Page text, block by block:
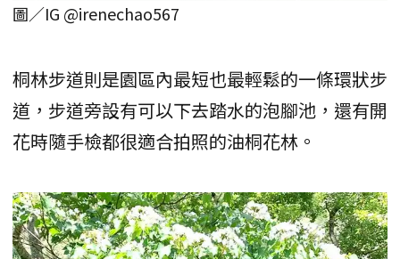
圖／IG @irenechao567
桐林步道則是園區內最短也最輕鬆的一條環狀步
道，步道旁設有可以下去踏水的泡腳池，還有開
花時隨手檢都很適合拍照的油桐花林。